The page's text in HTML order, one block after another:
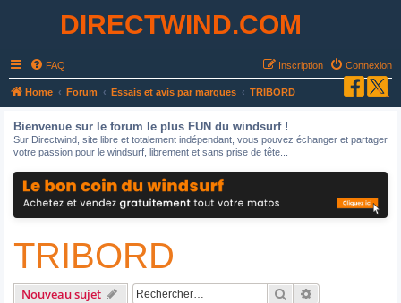
DIRECTWIND.COM
FAQ Connexion
Inscription
Home Forum Essais et avis par marques TRIBORD
Bienvenue sur le forum le plus FUN du windsurf !
Sur Directwind, site libre et totalement indépendant, vous pouvez échanger et partager
votre passion pour le windsurf, librement et sans prise de tête...
TRIBORD
Nouveau sujet Rechercher